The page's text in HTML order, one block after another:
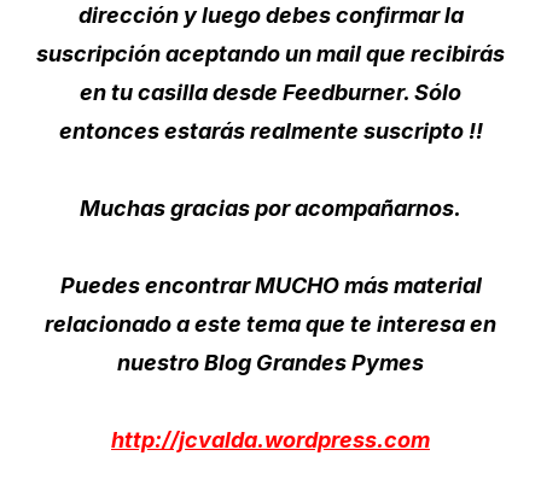
dirección y luego debes confirmar la
suscripción aceptando un mail que recibirás
en tu casilla desde Feedburner. Sólo
entonces estarás realmente suscripto !!
Muchas gracias por acompañarnos.
Puedes encontrar MUCHO más material
relacionado a este tema que te interesa en
nuestro Blog Grandes Pymes
http://jcvalda.wordpress.com